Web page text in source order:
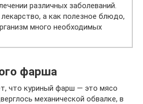
различных заболеваний.
а как полезное блюдо,
много необходимых
фарша
что куриный фарш — это мясо
механической обвалке, в